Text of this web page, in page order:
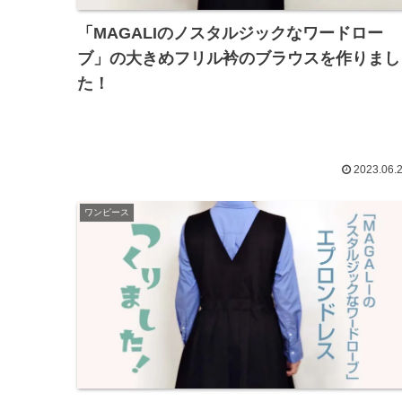
「MAGALIのノスタルジックなワードロー
ブ」の大きめフリル衿のブラウスを作りまし
た！
ワンピース